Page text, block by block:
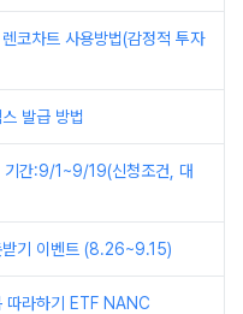
코차트 사용방법(감정적 투자
발급 방법
간:9/1~9/19(신청조건, 대
받기 이벤트 (8.26~9.15)
따라하기 ETF NANC